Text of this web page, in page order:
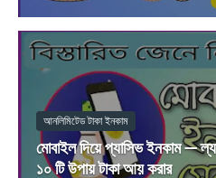
আনলিমিটেড টাকা ইনকাম
মোবাইল দিয়ে প্যাসিভ ইনকাম —
১০ টি উপায় টাকা আয় করার